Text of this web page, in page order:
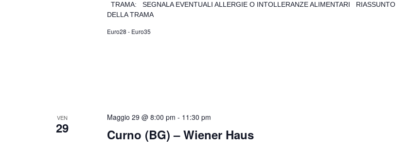
TRAMA: SEGNALA EVENTUALI ALLERGIE O INTOLLERANZE ALIMENTARI RIASSUNTO
DELLA TRAMA
Euro28 - Euro35
VEN
29 Curno (BG) – Wiener Haus
Maggio 29 @ 8:00 pm - 11:30 pm